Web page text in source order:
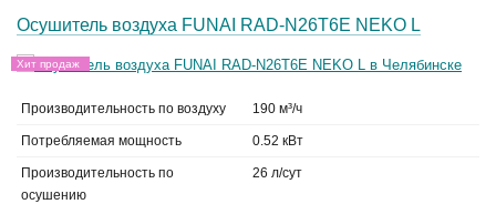
Осушитель воздуха FUNAI RAD-N26T6E NEKO L
Хит продаж
Производительность по воздуху 190 м³/ч
Потребляемая мощность 0.52 кВт
Производительность по
осушению
26 л/сут